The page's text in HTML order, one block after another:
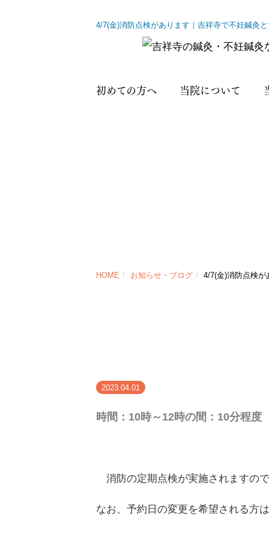
4/7(金)消防点検があります｜吉祥寺で不妊鍼灸
初めての方へ 当院について
HOME お知らせ・ブログ 4/7(金)消防点検が
2023.04.01
時間：10時～12時の間：10分程度
消防の定期点検が実施されますの
なお、予約日の変更を希望される方